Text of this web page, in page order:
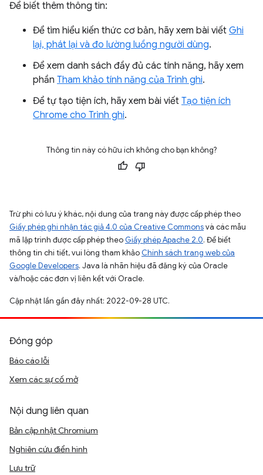
Để biết thêm thông tin:
Để tìm hiểu kiến thức cơ bản, hãy xem bài viết Ghi
lại, phát lại và đo lường luồng người dùng.
Để xem danh sách đầy đủ các tính năng, hãy xem
phần Tham khảo tính năng của Trình ghi.
Để tự tạo tiện ích, hãy xem bài viết Tạo tiện ích
Chrome cho Trình ghi.
Thông tin này có hữu ích không cho bạn không?
Trừ phi có lưu ý khác, nội dung của trang này được cấp phép theo
Giấy phép ghi nhận tác giả 4.0 của Creative Commonsvà các mẫu
mã lập trình được cấp phép theo Giấy phép Apache 2.0. Để biết
thông tin chi tiết, vui lòng tham khảo Chính sách trang web của
Google Developers. Java là nhãn hiệu đã đăng ký của Oracle
và/hoặc các đơn vị liên kết với Oracle.
Cập nhật lần gần đây nhất: 2022-09-28 UTC.
Đóng góp
Báo cáo lỗi
Xem các sự cố mở
Nội dung liên quan
Bản cập nhật Chromium
Nghiên cứu điển hình
Lưu trữ